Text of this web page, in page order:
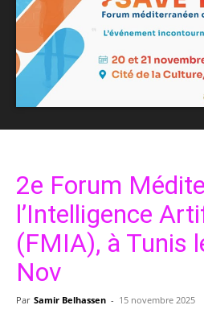
2e Forum
l’Intelligence
(FMIA), à Tunis
Nov
Par Samir Belhassen - 15 novembre 2025